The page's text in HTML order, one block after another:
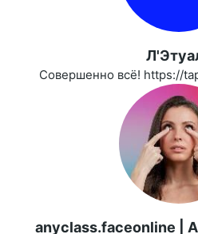
Совершенно всё! https://
anyclass.faceonline |